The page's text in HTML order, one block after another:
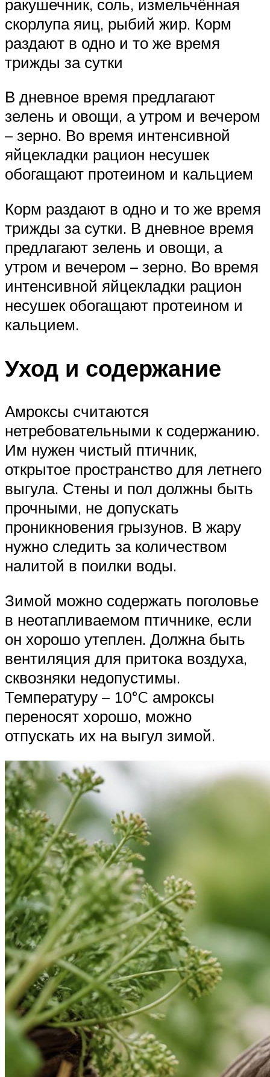
ракушечник, соль, измельчённая
скорлупа яиц, рыбий жир. Корм
раздают в одно и то же время
трижды за сутки
В дневное время предлагают
зелень и овощи, а утром и вечером
– зерно. Во время интенсивной
яйцекладки рацион несушек
обогащают протеином и кальцием
Корм раздают в одно и то же время
трижды за сутки. В дневное время
предлагают зелень и овощи, а
утром и вечером – зерно. Во время
интенсивной яйцекладки рацион
несушек обогащают протеином и
кальцием.
Уход и содержание
Амроксы считаются
нетребовательными к содержанию.
Им нужен чистый птичник,
открытое пространство для летнего
выгула. Стены и пол должны быть
прочными, не допускать
проникновения грызунов. В жару
нужно следить за количеством
налитой в поилки воды.
Зимой можно содержать поголовье
в неотапливаемом птичнике, если
он хорошо утеплен. Должна быть
вентиляция для притока воздуха,
сквозняки недопустимы.
Температуру – 10°C амроксы
переносят хорошо, можно
отпускать их на выгул зимой.